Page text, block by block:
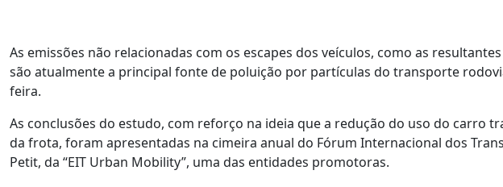
As emissões não relacionadas com os escapes dos veículos, como as
são atualmente a principal fonte de poluição por partículas do transporte
feira.
As conclusões do estudo, com reforço na ideia que a redução do uso do carro
da frota, foram apresentadas na cimeira anual do Fórum Internacional dos
Petit, da “EIT Urban Mobility”, uma das entidades promotoras.